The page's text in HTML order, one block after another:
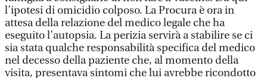
l’ipotesi di omicidio colposo. La Procura è ora in
attesa della relazione del medico legale che ha
eseguito l’autopsia. La perizia servirà a stabilire se ci
sia stata qualche responsabilità specifica del medico
nel decesso della paziente che, al momento della
visita, presentava sintomi che lui avrebbe ricondotto